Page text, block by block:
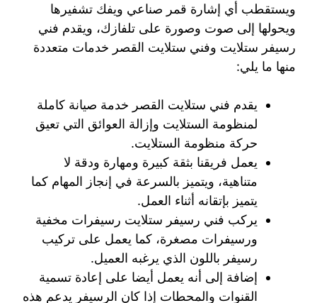
ويستقطب أي إشارة قمر صناعي ويفك تشفيرها
ويحولها إلى صوت وصورة على تلفازك، ويقدم فني
رسيفر ستلايت وفني ستلايت القصر خدمات متعددة
منها ما يلي:
يقدم فني ستلايت القصر خدمة صيانة كاملة
لمنظومة الستلايت وإزالة العوائق التي تعيق
حركة منظومة الستلايت.
يعمل فريقنا بثقة كبيرة ومهارة ودقة لا
متناهية، ويتميز بالسرعة في إنجاز المهام كما
يتميز بإتقانه أثناء العمل.
يركب فني رسيفر ستلايت رسيفرات مخفية
ورسيفرات مصغرة، كما يعمل على تركيب
رسيفر باللون الذي يرغبه العميل.
إضافة إلى أنه يعمل أيضا على إعادة تسمية
القنوات والمحطات إذا كان الرسيفر يدعم هذه